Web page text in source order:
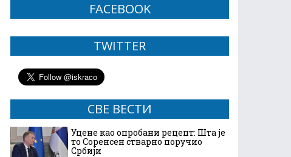
FACEBOOK
TWITTER
СВЕ ВЕСТИ
Уцене као опробани рецепт: Шта је
то Соренсен стварно поручио
Србији